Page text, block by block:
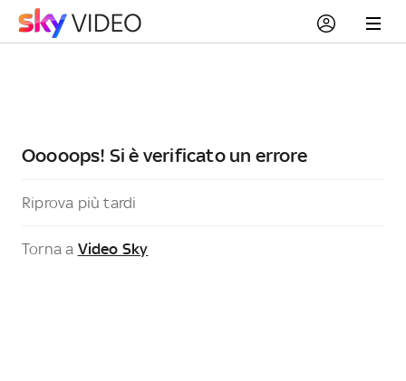
Ooooops! Si è verificato un errore
Riprova più tardi
Torna a Video Sky